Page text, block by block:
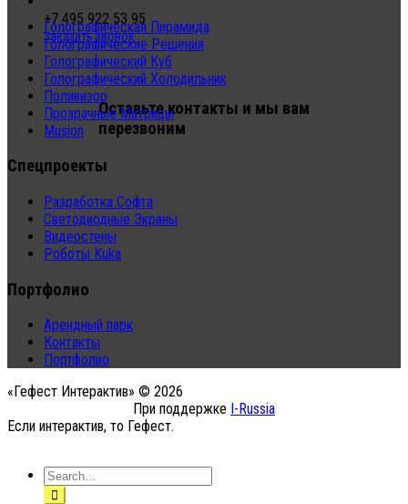
+7 495 922 53 95
Заказать звонок
Оставьте контакты и мы вам
перезвоним
Голографическая Пирамида
Голографические Решения
Голографический Куб
Голографический Холодильник
Поливизор
Прозрачные Матрицы
Musion
Спецпроекты
Разработка Софта
Светодиодные Экраны
Видеостены
Роботы Kuka
Портфолио
Арендный парк
Контакты
Портфолио
«Гефест Интерактив» © 2026
При поддержке I-Russia
Если интерактив, то Гефест.